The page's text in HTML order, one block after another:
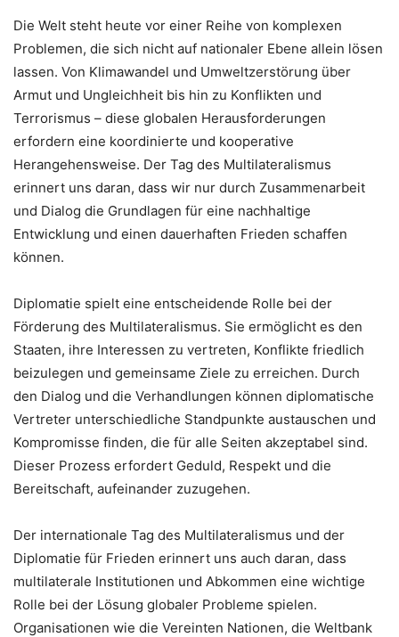
Die Welt steht heute vor einer Reihe von komplexen
Problemen, die sich nicht auf nationaler Ebene allein lösen
lassen. Von Klimawandel und Umweltzerstörung über
Armut und Ungleichheit bis hin zu Konflikten und
Terrorismus – diese globalen Herausforderungen
erfordern eine koordinierte und kooperative
Herangehensweise. Der Tag des Multilateralismus
erinnert uns daran, dass wir nur durch Zusammenarbeit
und Dialog die Grundlagen für eine nachhaltige
Entwicklung und einen dauerhaften Frieden schaffen
können.
Diplomatie spielt eine entscheidende Rolle bei der
Förderung des Multilateralismus. Sie ermöglicht es den
Staaten, ihre Interessen zu vertreten, Konflikte friedlich
beizulegen und gemeinsame Ziele zu erreichen. Durch
den Dialog und die Verhandlungen können diplomatische
Vertreter unterschiedliche Standpunkte austauschen und
Kompromisse finden, die für alle Seiten akzeptabel sind.
Dieser Prozess erfordert Geduld, Respekt und die
Bereitschaft, aufeinander zuzugehen.
Der internationale Tag des Multilateralismus und der
Diplomatie für Frieden erinnert uns auch daran, dass
multilaterale Institutionen und Abkommen eine wichtige
Rolle bei der Lösung globaler Probleme spielen.
Organisationen wie die Vereinten Nationen, die Weltbank